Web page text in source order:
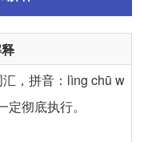
汇，拼音：lìng chū w
彻底执行。